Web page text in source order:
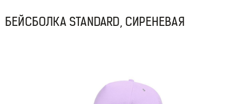
БЕЙСБОЛКА STANDARD, СИРЕНЕВАЯ